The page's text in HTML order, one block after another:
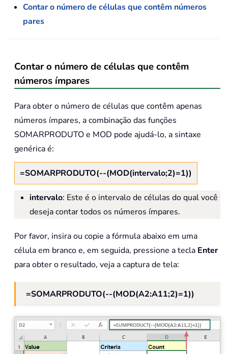
Contar o número de células que contêm números
pares
Contar o número de células que contêm
números ímpares
Para obter o número de células que contêm apenas
números ímpares, a combinação das funções
SOMARPRODUTO e MOD pode ajudá-lo, a sintaxe
genérica é:
=SOMARPRODUTO(--(MOD(intervalo;2)=1))
intervalo: Este é o intervalo de células do qual você
deseja contar todos os números ímpares.
Por favor, insira ou copie a fórmula abaixo em uma
célula em branco e, em seguida, pressione a tecla Enter
para obter o resultado, veja a captura de tela:
=SOMARPRODUTO(--(MOD(A2:A11;2)=1))